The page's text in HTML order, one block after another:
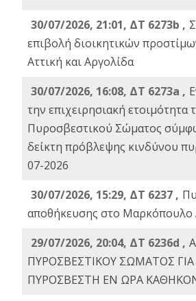
30/07/2026, 21:01, ΔΤ 6273b ,
επιβολή διοικητικών
Αττική και Αργολίδα
30/07/2026, 16:08, ΔΤ 6273a ,
την επιχειρησιακή ετοιμότητα
Πυροσβεστικού Σώματος
δείκτη πρόβλεψης κινδύνου
07-2026
30/07/2026, 15:29, ΔΤ 6237 ,
αποθήκευσης στο Μαρκόπουλο
29/07/2026, 20:04, ΔΤ 6236d ,
ΠΥΡΟΣΒΕΣΤΙΚΟΥ ΣΩΜΑΤΟΣ
ΠΥΡΟΣΒΕΣΤΗ ΕΝ ΩΡΑ